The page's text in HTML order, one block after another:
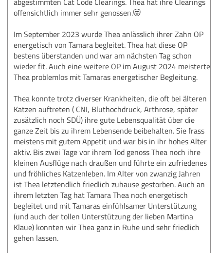
offensichtlich immer sehr genossen.😻
Im September 2023 wurde Thea anlässlich ihrer Zahn OP
energetisch von Tamara begleitet. Thea hat diese OP
bestens überstanden und war am nächsten Tag schon
wieder fit. Auch eine weitere OP im August 2024 meisterte
Thea problemlos mit Tamaras energetischer Begleitung.
Thea konnte trotz diverser Krankheiten, die oft bei älteren
Katzen auftreten ( CNI, Bluthochdruck, Arthrose, später
zusätzlich noch SDÜ) ihre gute Lebensqualität über die
ganze Zeit bis zu ihrem Lebensende beibehalten. Sie frass
meistens mit gutem Appetit und war bis in ihr hohes Alter
aktiv. Bis zwei Tage vor ihrem Tod genoss Thea noch ihre
kleinen Ausflüge nach draußen und führte ein zufriedenes
und fröhliches Katzenleben. Im Alter von zwanzig Jahren
ist Thea letztendlich friedlich zuhause gestorben. Auch an
ihrem letzten Tag hat Tamara Thea noch energetisch
begleitet und mit Tamaras einfühlsamer Unterstützung
(und auch der tollen Unterstützung der lieben Martina
Klaue) konnten wir Thea ganz in Ruhe und sehr friedlich
gehen lassen.